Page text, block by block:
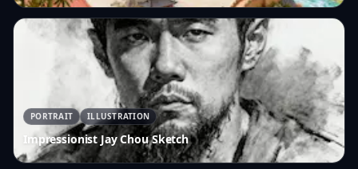
PORTRAIT ILLUSTRATION
Impressionist Jay Chou Sketch